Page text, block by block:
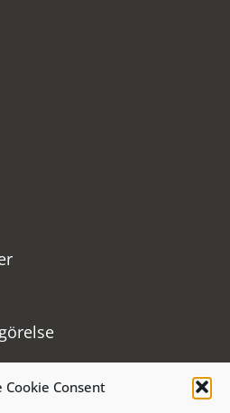
Cookie Consent